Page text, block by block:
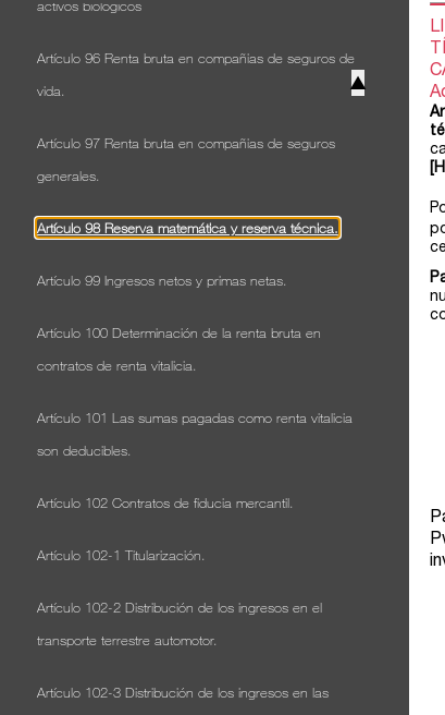
▲
activos biológicos
Artículo 96 Renta bruta en compañias de seguros de
vida.
Artículo 97 Renta bruta en compañias de seguros
generales.
Artículo 98 Reserva matemática y reserva técnica.
Artículo 99 Ingresos netos y primas netas.
Artículo 100 Determinación de la renta bruta en
contratos de renta vitalicia.
Artículo 101 Las sumas pagadas como renta vitalicia
son deducibles.
Artículo 102 Contratos de fiducia mercantil.
Artículo 102-1 Titularización.
Artículo 102-2 Distribución de los ingresos en el
transporte terrestre automotor.
Artículo 102-3 Distribución de los ingresos en las